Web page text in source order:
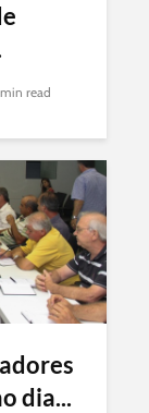
min read
dia...